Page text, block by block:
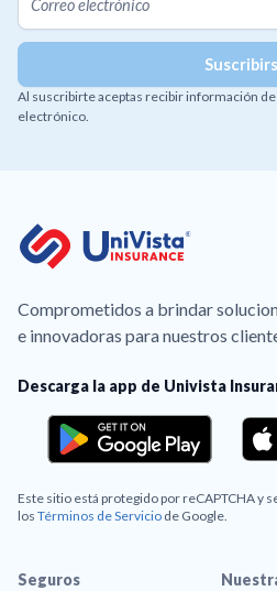
Al suscribirte aceptas recibir información
electrónico.
Comprometidos a brindar
e innovadoras para nuestros
Descarga la app de Univista
Este sitio está protegido por reCAPTCHA y
los Términos de Servicio de Google.
Seguros